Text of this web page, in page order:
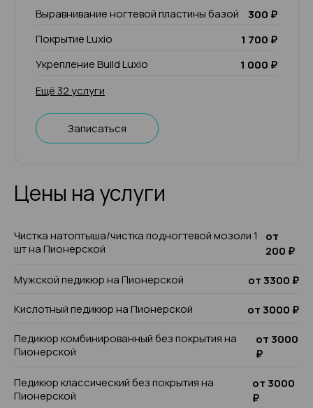
Выравнивание ногтевой пластины базой
300 ₽
Покрытие Luxio
1 700 ₽
Укрепление Build Luxio
1 000 ₽
Ещё 32 услуги
Записаться
Цены на услуги
Чистка натоптыша/чистка подногтевой мозоли 1
шт на Пионерской
от
200 ₽
Мужской педикюр на Пионерской
от 3300 ₽
Кислотный педикюр на Пионерской
от 3000 ₽
Педикюр комбинированный без покрытия на
Пионерской
от 3000
₽
Педикюр классический без покрытия на
Пионерской
от 3000
₽